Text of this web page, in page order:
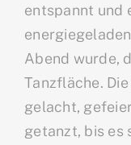
entspannt und
Abend wurde,
Tanzfläche.
gelacht,
getanzt, bis es